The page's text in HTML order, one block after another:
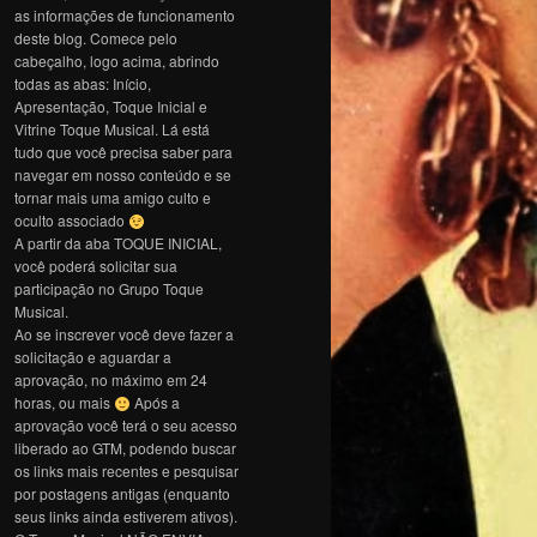
as informações de funcionamento
deste blog. Comece pelo
cabeçalho, logo acima, abrindo
todas as abas: Início,
Apresentação, Toque Inicial e
Vitrine Toque Musical. Lá está
tudo que você precisa saber para
navegar em nosso conteúdo e se
tornar mais uma amigo culto e
oculto associado
A partir da aba TOQUE INICIAL,
você poderá solicitar sua
participação no Grupo Toque
Musical.
Ao se inscrever você deve fazer a
solicitação e aguardar a
aprovação, no máximo em 24
horas, ou mais
Após a
aprovação você terá o seu acesso
liberado ao GTM, podendo buscar
os links mais recentes e pesquisar
por postagens antigas (enquanto
seus links ainda estiverem ativos).